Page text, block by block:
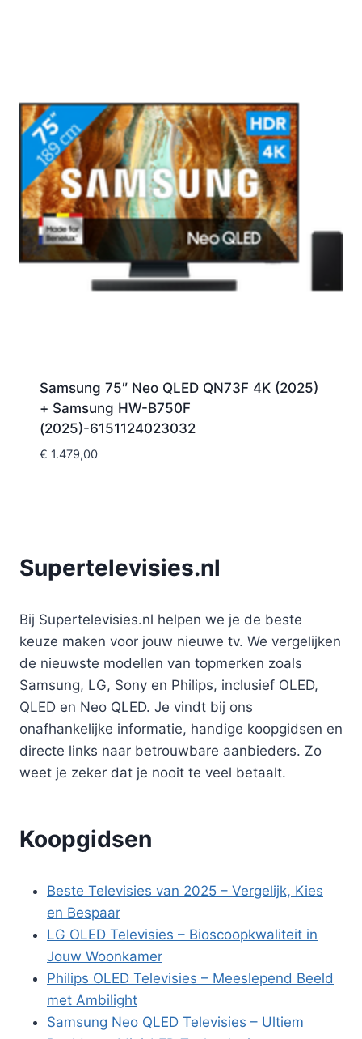
Samsung 75″ Neo QLED QN73F 4K (2025)
+ Samsung HW-B750F
(2025)-6151124023032
€ 1.479,00
Supertelevisies.nl
Bij Supertelevisies.nl helpen we je de beste
keuze maken voor jouw nieuwe tv. We vergelijken
de nieuwste modellen van topmerken zoals
Samsung, LG, Sony en Philips, inclusief OLED,
QLED en Neo QLED. Je vindt bij ons
onafhankelijke informatie, handige koopgidsen en
directe links naar betrouwbare aanbieders. Zo
weet je zeker dat je nooit te veel betaalt.
Koopgidsen
Beste Televisies van 2025 – Vergelijk, Kies
en Bespaar
LG OLED Televisies – Bioscoopkwaliteit in
Jouw Woonkamer
Philips OLED Televisies – Meeslepend Beeld
met Ambilight
Samsung Neo QLED Televisies – Ultiem